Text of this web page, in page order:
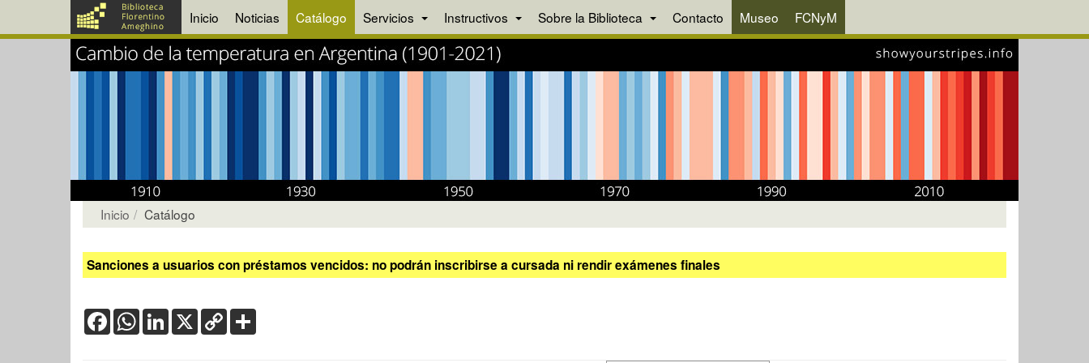
Inicio Noticias Catálogo Servicios Instructivos Sobre la Biblioteca Contacto Museo FCNyM
Inicio Catálogo
Sanciones a usuarios con préstamos vencidos: no podrán inscribirse a cursada ni rendir exámenes finales
FacebookWhatsApp
LinkedIn
X Copy
Link